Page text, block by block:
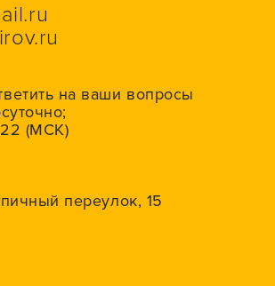
на ваши вопросы
(МСК)
переулок, 15